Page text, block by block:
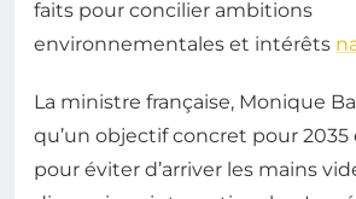
faits pour concilier ambitions
environnementales et intérêts
La ministre française, Monique
qu’un objectif concret pour
pour éviter d’arriver les mains